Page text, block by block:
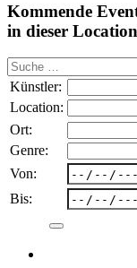
Kommende
in dieser
Suche
nach:
Künstler:
Location:
Ort:
Genre:
Von:
Bis: